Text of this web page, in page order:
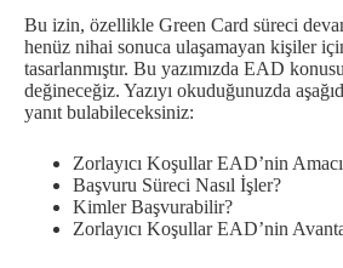
Bu izin, özellikle Green Card süreci
henüz nihai sonuca ulaşamayan kişiler
tasarlanmıştır. Bu yazımızda EAD
değineceğiz. Yazıyı okuduğunuzda
yanıt bulabileceksiniz:
Zorlayıcı Koşullar EAD’nin
Başvuru Süreci Nasıl İşler?
Kimler Başvurabilir?
Zorlayıcı Koşullar EAD’nin